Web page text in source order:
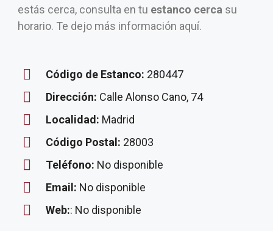
estás cerca, consulta en tu estanco cerca su
horario. Te dejo más información aquí.
Código de Estanco: 280447
Dirección: Calle Alonso Cano, 74
Localidad: Madrid
Código Postal: 28003
Teléfono: No disponible
Email: No disponible
Web:: No disponible